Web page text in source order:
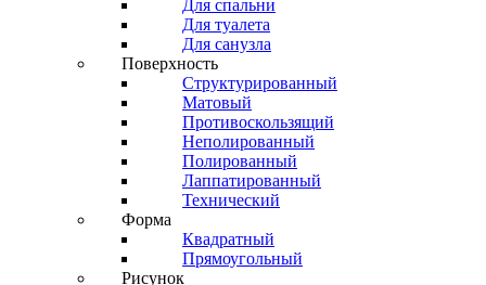
Для спальни
Для туалета
Для санузла
Поверхность
Структурированный
Матовый
Противоскользящий
Неполированный
Полированный
Лаппатированный
Технический
Форма
Квадратный
Прямоугольный
Рисунок